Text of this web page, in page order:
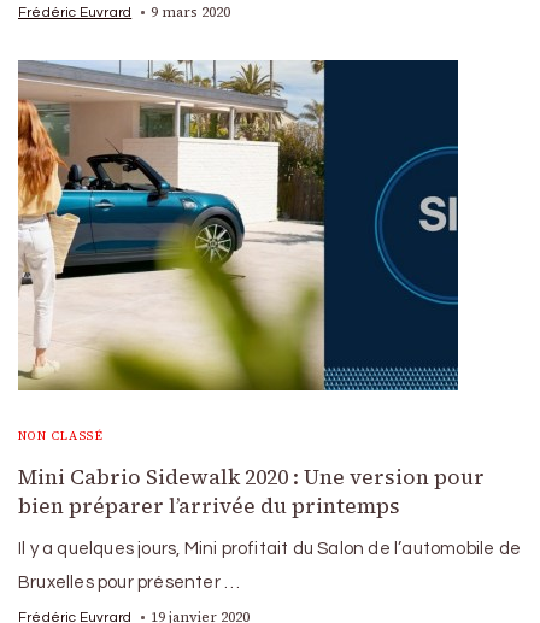
Frédéric Euvrard 9 mars 2020
NON CLASSÉ
Mini Cabrio Sidewalk 2020 : Une version pour
bien préparer l’arrivée du printemps
Il y a quelques jours, Mini profitait du Salon de l’automobile de
Bruxelles pour présenter …
Frédéric Euvrard 19 janvier 2020